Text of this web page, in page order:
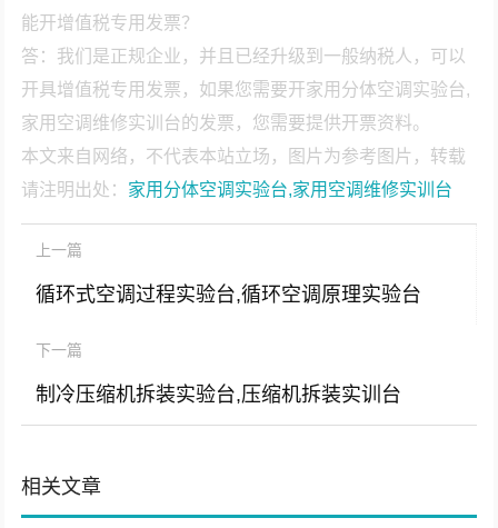
能开增值税专用发票？
答：我们是正规企业，并且已经升级到一般纳税人，可以
开具增值税专用发票，如果您需要开家用分体空调实验台,
家用空调维修实训台的发票，您需要提供开票资料。
本文来自网络，不代表本站立场，图片为参考图片，转载
请注明出处： 家用分体空调实验台,家用空调维修实训台
上一篇
循环式空调过程实验台,循环空调原理实验台
下一篇
制冷压缩机拆装实验台,压缩机拆装实训台
相关文章